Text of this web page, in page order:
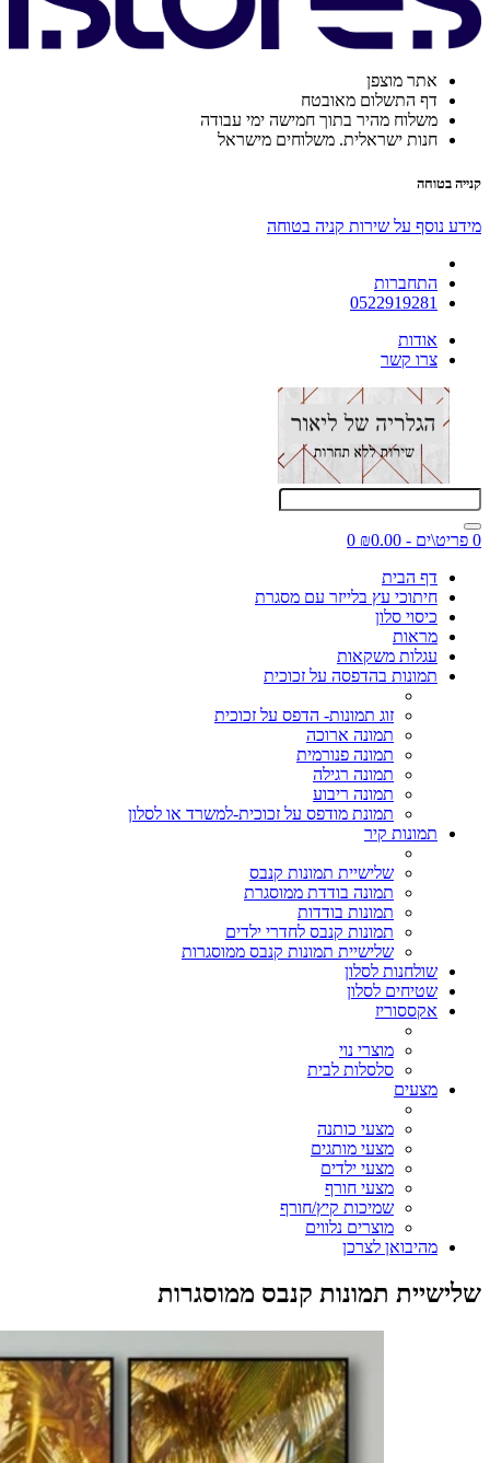
אתר מוצפן
דף התשלום מאובטח
משלוח מהיר בתוך חמישה ימי עבודה
חנות ישראלית. משלוחים מישראל
קנייה בטוחה
מידע נוסף על שירות קניה בטוחה
התחברות
0522919281
אודות
צרו קשר
0 פריט\ים - ₪0.00
0
דף הבית
חיתוכי עץ בלייזר עם מסגרת
כיסוי סלון
מראות
עגלות משקאות
תמונות בהדפסה על זכוכית
זוג תמונות- הדפס על זכוכית
תמונה ארוכה
תמונה פנורמית
תמונה רגילה
תמונה ריבוע
תמונת מודפס על זכוכית-למשרד או לסלון
תמונות קיר
שלישיית תמונות קנבס
תמונה בודדת ממוסגרת
תמונות בודדות
תמונות קנבס לחדרי ילדים
שלישיית תמונות קנבס ממוסגרות
שולחנות לסלון
שטיחים לסלון
אקססוריז
מוצרי נוי
סלסלות לבית
מצעים
מצעי כותנה
מצעי מותגים
מצעי ילדים
מצעי חורף
שמיכות קיץ/חורף
מוצרים נלווים
מהיבואן לצרכן
שלישיית תמונות קנבס ממוסגרות